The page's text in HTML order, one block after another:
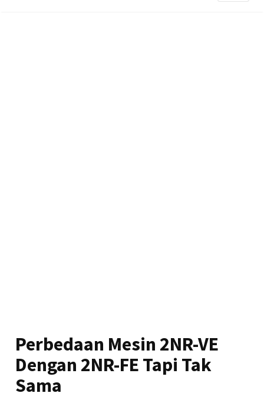
Perbedaan Mesin 2NR-VE
Dengan 2NR-FE Tapi Tak
Sama